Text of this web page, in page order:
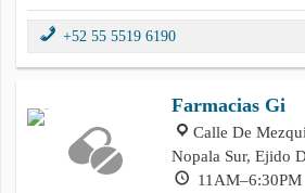
+52 55 5519 6190
Farmacias Gi
Calle De
Nopala Sur, Ejido
11AM–6:30PM